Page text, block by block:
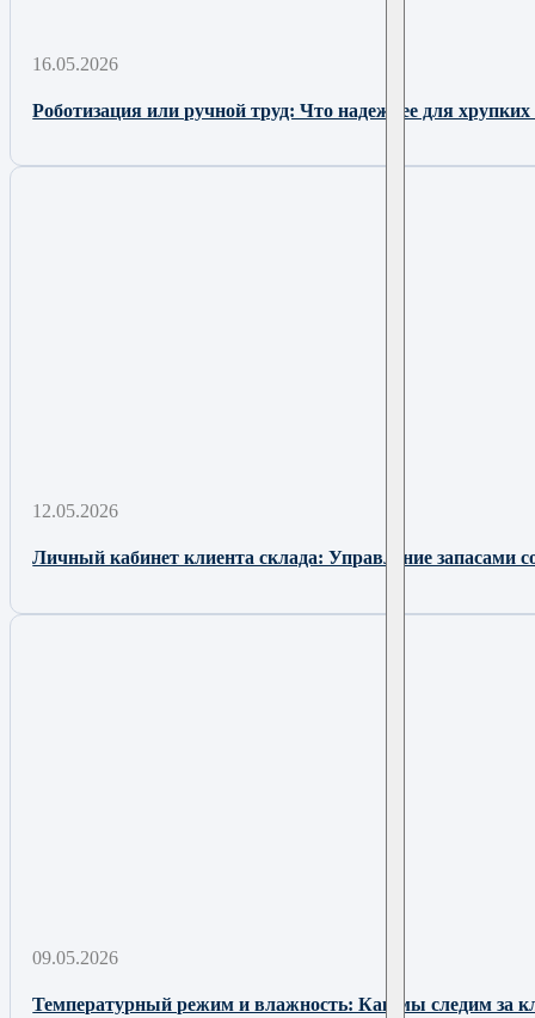
16.05.2026
Роботизация или ручной труд: Что надежнее для
12.05.2026
Личный кабинет клиента склада: Управление запасами
09.05.2026
Температурный режим и влажность: Как мы следим за